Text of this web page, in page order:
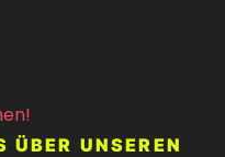
ÜBER UNSEREN